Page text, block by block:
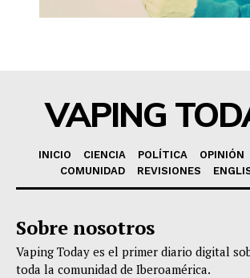
VAPING
INICIO CIENCIA POLÍTICA OPINIÓN
COMUNIDAD
REVISIONES
Sobre nosotros
Vaping Today es el primer diario digital
toda la comunidad de Iberoamérica.